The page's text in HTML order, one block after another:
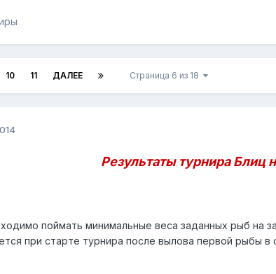
10 11 ДАЛЕЕ Страница 6 из 18
Результаты турнира Блиц
поймать минимальные веса заданных рыб на
при старте турнира после вылова первой рыбы в